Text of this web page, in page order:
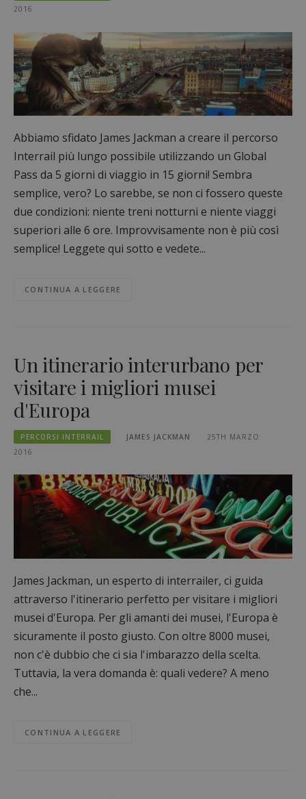
2016
Abbiamo sfidato James Jackman a creare il percorso
Interrail più lungo possibile utilizzando un Global
Pass da 5 giorni di viaggio in 15 giorni! Sembra
semplice, vero? Lo sarebbe, se non ci fossero queste
due condizioni: niente treni notturni e niente viaggi
superiori alle 6 ore. Improvvisamente non è più così
semplice! Leggete qui sotto e vedete...
CONTINUA A LEGGERE
Un itinerario interurbano per
visitare i migliori musei
d'Europa
PERCORSI INTERRAIL JAMES JACKMAN
25TH MARZO
2016
James Jackman, un esperto di interrailer, ci guida
attraverso l'itinerario perfetto per visitare i migliori
musei d'Europa. Per gli amanti dei musei, l'Europa è
sicuramente il posto giusto. Con oltre 8000 musei,
non c'è dubbio che ci sia l'imbarazzo della scelta.
Tuttavia, la vera domanda è: quali vedere? A meno
che...
CONTINUA A LEGGERE